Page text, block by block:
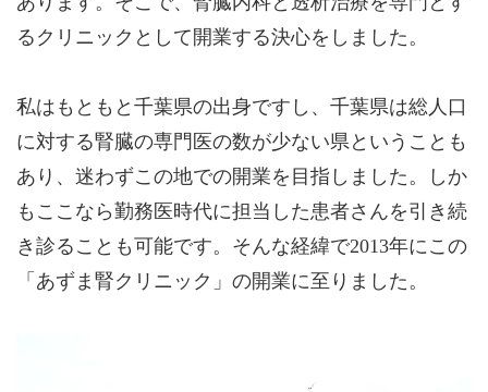
るクリニックとして開業する決心をしました。
私はもともと千葉県の出身ですし、千葉県は総人口
に対する腎臓の専門医の数が少ない県ということも
あり、迷わずこの地での開業を目指しました。しか
もここなら勤務医時代に担当した患者さんを引き続
き診ることも可能です。そんな経緯で2013年にこの
「あずま腎クリニック」の開業に至りました。